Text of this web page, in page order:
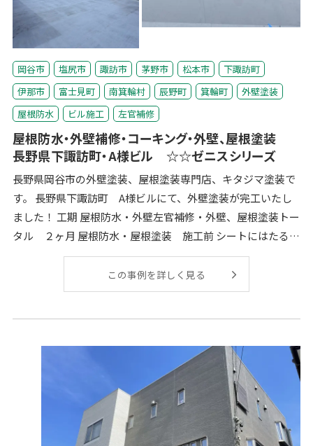
岡谷市 塩尻市 諏訪市 茅野市 松本市
下諏訪町
伊那市
富士見町 南箕輪村 辰野町 箕輪町
外壁塗装
屋根防水
ビル施工 左官補修
屋根防水・外壁補修・コーキング・外壁、屋根塗装
長野県下諏訪町・A様ビル ☆☆ゼニスシリーズ
長野県岡谷市の外壁塗装、屋根塗装専門店、キタジマ塗装で
す。 長野県下諏訪町 A様ビルにて、外壁塗装が完工いたし
ました！ 工期 屋根防水・外壁左官補修・外壁、屋根塗装トー
タル ２ヶ月 屋根防水・屋根塗装 施工前 シートにはたるみ
や、汚れが見られ、経年
この事例を詳しく見る